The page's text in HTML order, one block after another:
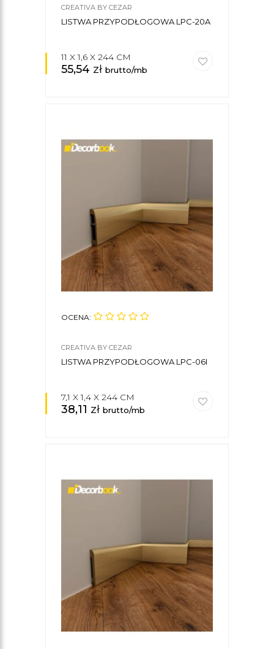
CREATIVA BY CEZAR
LISTWA PRZYPODŁOGOWA LPC-20A
11 X 1,6 X 244 CM
55,54 zł brutto/mb
OCENA:
CREATIVA BY CEZAR
LISTWA PRZYPODŁOGOWA LPC-06I
7,1 X 1,4 X 244 CM
38,11 zł brutto/mb